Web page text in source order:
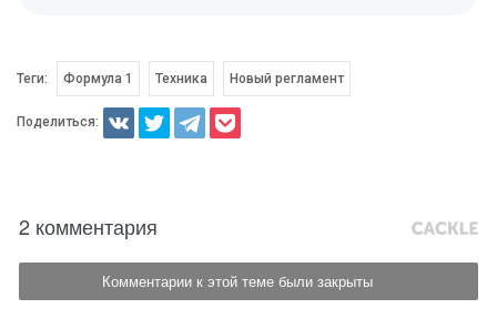
Теги: Формула 1 Техника Новый регламент
Поделиться:
2 комментария
Комментарии к этой теме были закрыты